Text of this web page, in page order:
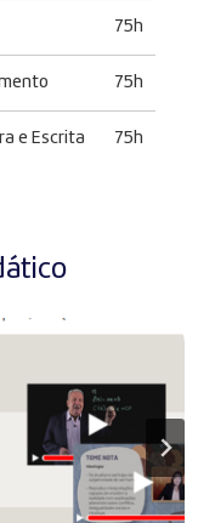
75h
75h
e Escrita 75h